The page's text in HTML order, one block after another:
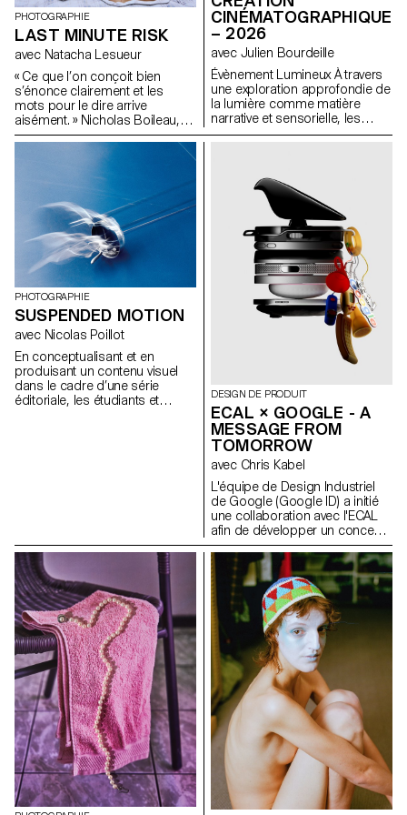
PHOTOGRAPHIE
LAST MINUTE RISK
avec Natacha Lesueur
« Ce que l’on conçoit bien
s’énonce clairement et les
mots pour le dire arrive
aisément. » Nicholas Boileau,
l’art poétique. A l’heure où les
dernière année de formation à
l’ECAL, alors que leurs intérêts
et méthodes se dessinent, il
s’agit de profiter de ce dernier
projet pour remettre en cause
ses propres règles, acquis, et
influences, de ne pas s’en
satisfaire et de prendre des
risques.
CINÉMATOGRAPHIQUE
– 2026
avec Julien Bourdeille
Évènement Lumineux À travers
une exploration approfondie de
la lumière comme matière
narrative et sensorielle, les
étudiants de première année
lumineux ». Ce projet les amène
à apprendre à mener un projet
audiovisuel complet tout en
s’appropriant les outils de
tournage, de cadrage et de
mouvement caméra.
PHOTOGRAPHIE
SUSPENDED MOTION
avec Nicolas Poillot
En conceptualisant et en
produisant un contenu visuel
dans le cadre d’une série
éditoriale, les étudiants et
DESIGN DE PRODUIT
ECAL × GOOGLE - A
MESSAGE FROM
TOMORROW
avec Chris Kabel
L'équipe de Design Industriel
de Google (Google ID) a initié
une collaboration avec l'ECAL
afin de développer un concept
de produit autour du téléphone
portable qui soit inspiré d'un
rituel quotidien. Les étudiant·e·s
en Master de Design de
Produit ont été invité·e·s à
imaginer un outil innovant
adapté aux habitudes
contemporaines. À travers des
stroytelling créatifs, ces projets
conceptuels s’intéressent à la
dimension humaine de la
technologie
mobile: comment elle influence
nos habitudes et pourrait
évoluer vers des formes plus
intuitives et intégrées à nos vies.
Née d'un dialogue fertile entre
pédagogie et industrie, cette
collaboration reflète l'approche